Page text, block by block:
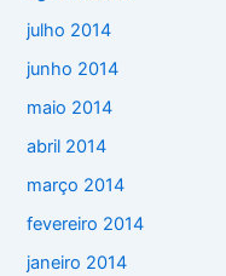
julho 2014
junho 2014
maio 2014
abril 2014
março 2014
fevereiro 2014
janeiro 2014